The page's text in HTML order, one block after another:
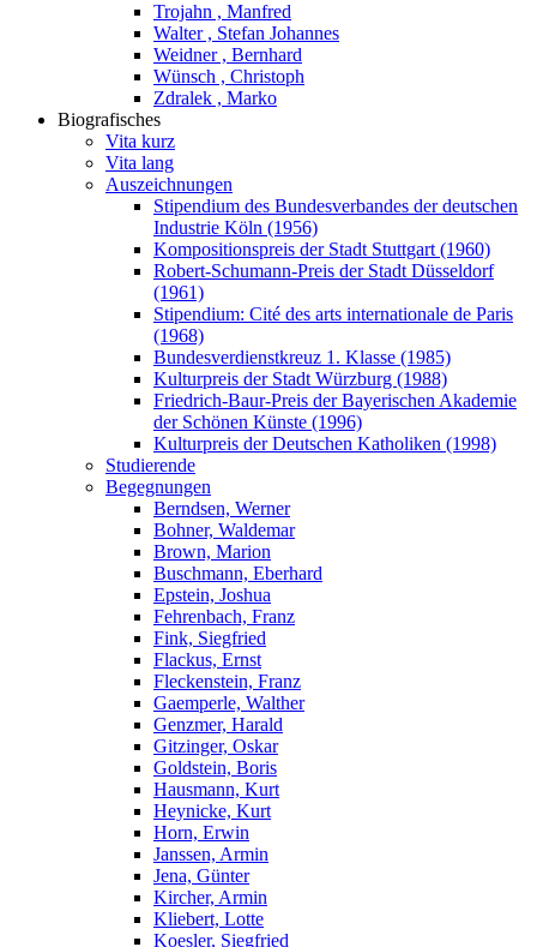
Trojahn , Manfred
Walter , Stefan Johannes
Weidner , Bernhard
Wünsch , Christoph
Zdralek , Marko
Biografisches
Vita kurz
Vita lang
Auszeichnungen
Stipendium des Bundesverbandes der deutschen
Industrie Köln (1956)
Kompositionspreis der Stadt Stuttgart (1960)
Robert-Schumann-Preis der Stadt Düsseldorf
(1961)
Stipendium: Cité des arts internationale de Paris
(1968)
Bundesverdienstkreuz 1. Klasse (1985)
Kulturpreis der Stadt Würzburg (1988)
Friedrich-Baur-Preis der Bayerischen Akademie
der Schönen Künste (1996)
Kulturpreis der Deutschen Katholiken (1998)
Studierende
Begegnungen
Berndsen, Werner
Bohner, Waldemar
Brown, Marion
Buschmann, Eberhard
Epstein, Joshua
Fehrenbach, Franz
Fink, Siegfried
Flackus, Ernst
Fleckenstein, Franz
Gaemperle, Walther
Genzmer, Harald
Gitzinger, Oskar
Goldstein, Boris
Hausmann, Kurt
Heynicke, Kurt
Horn, Erwin
Janssen, Armin
Jena, Günter
Kircher, Armin
Kliebert, Lotte
Koesler, Siegfried